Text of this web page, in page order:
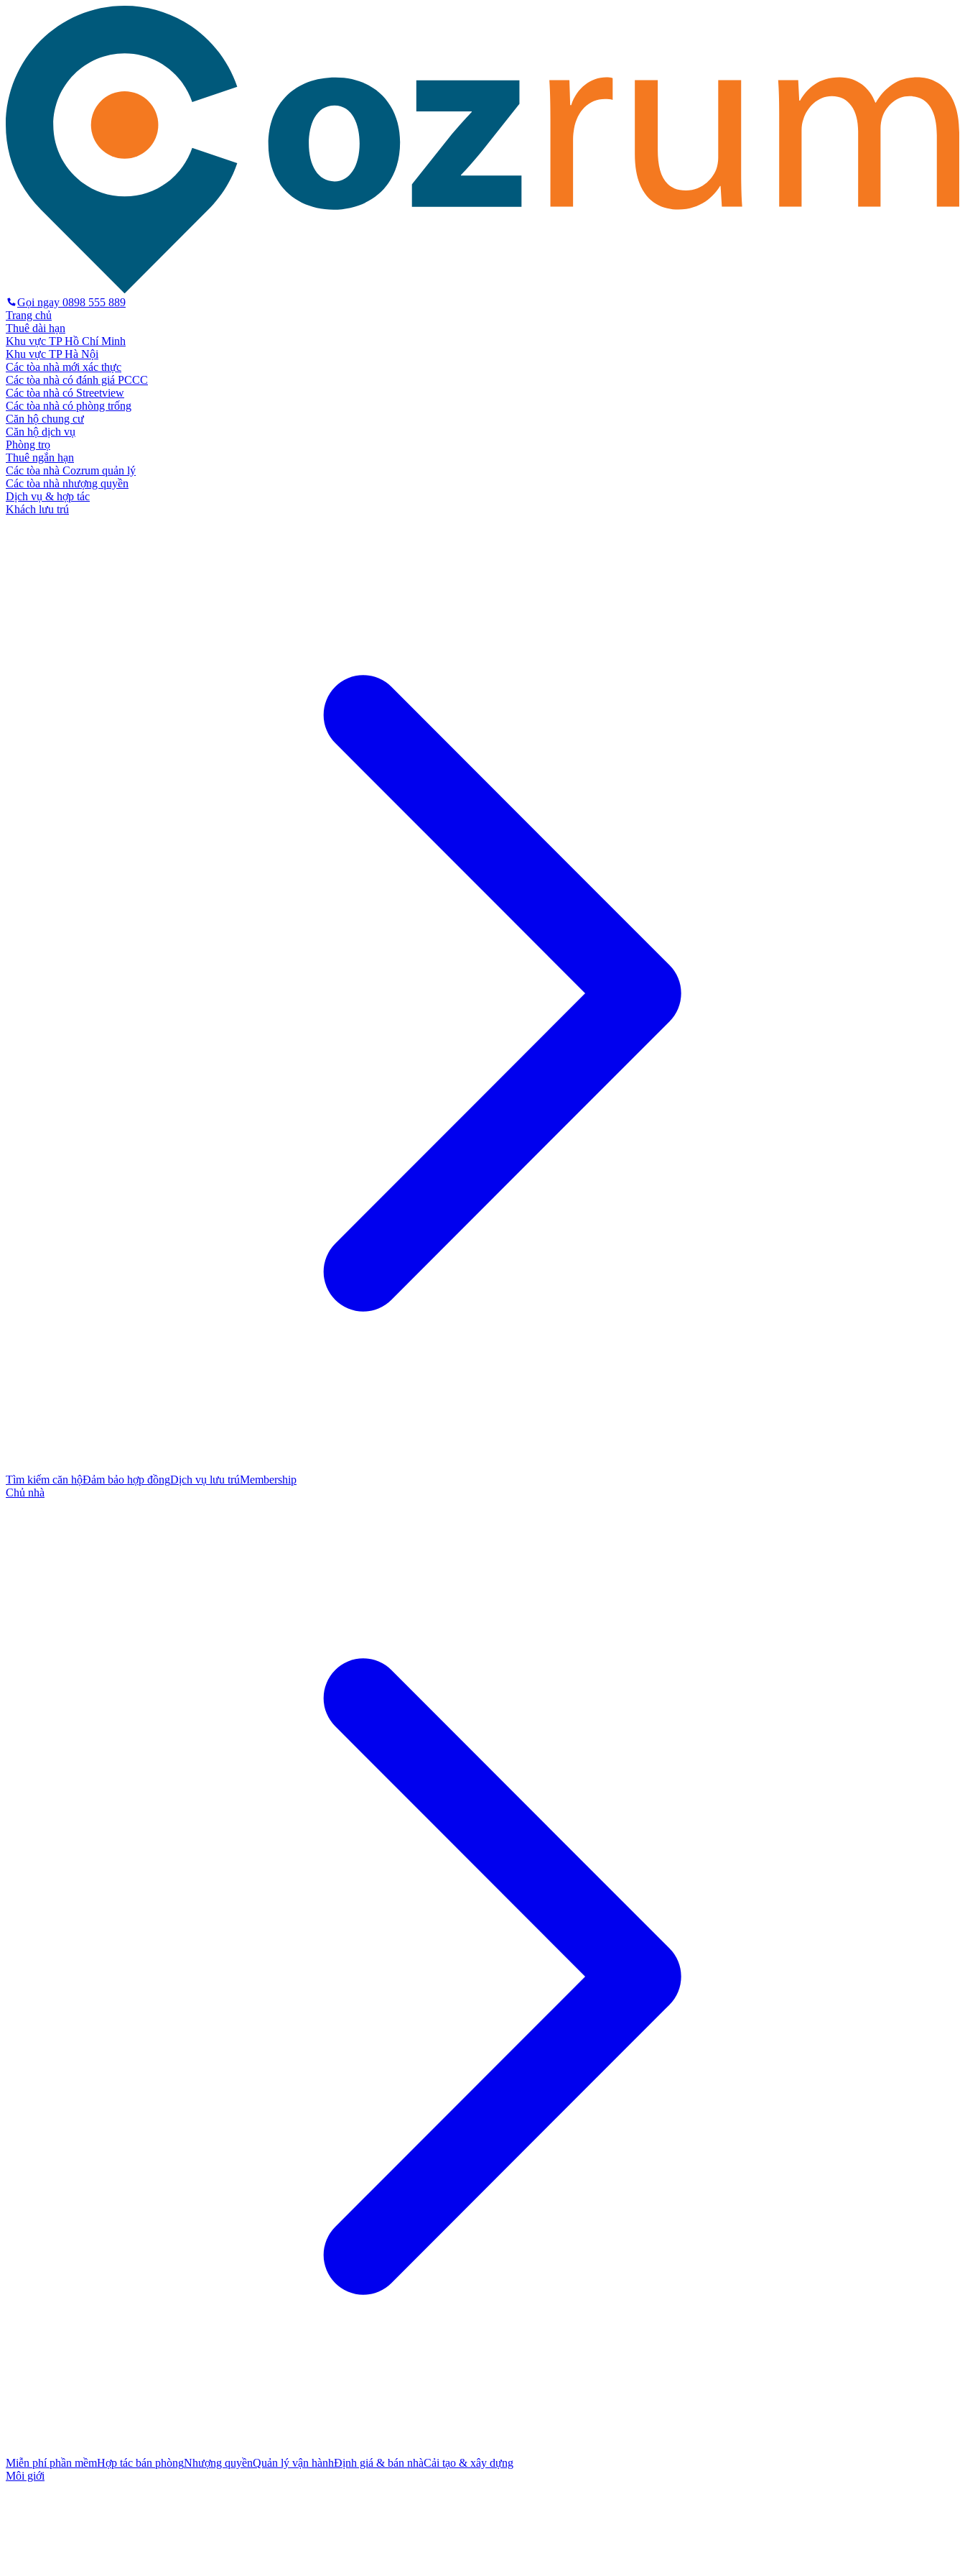
Gọi ngay 0898 555 889
Trang chủ
Thuê dài hạn
Khu vực TP Hồ Chí Minh
Khu vực TP Hà Nội
Các tòa nhà mới xác thực
Các tòa nhà có đánh giá PCCC
Các tòa nhà có Streetview
Các tòa nhà có phòng trống
Căn hộ chung cư
Căn hộ dịch vụ
Phòng trọ
Thuê ngắn hạn
Các tòa nhà Cozrum quản lý
Các tòa nhà nhượng quyền
Dịch vụ & hợp tác
Khách lưu trú
Tìm kiếm căn hộĐảm bảo hợp đồngDịch vụ lưu trúMembership
Chủ nhà
Miễn phí phần mềmHợp tác bán phòngNhượng quyềnQuản lý vận hànhĐịnh giá & bán nhàCải tạo & xây dựng
Môi giới